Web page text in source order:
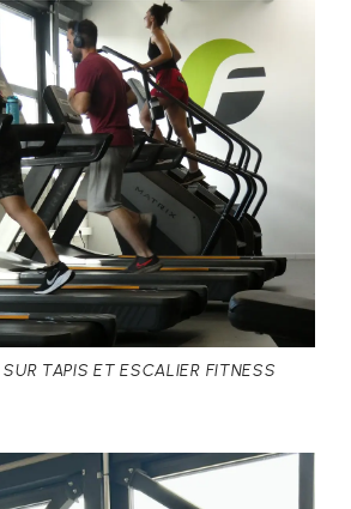
TAPIS ET ESCALIER FITNESS